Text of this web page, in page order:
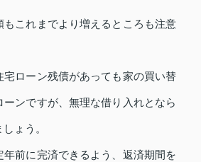
もこれまでより増えるところも注意
宅ローン残債があっても家の買い替
ーンですが、無理な借り入れとなら
ょう。
年前に完済できるよう、返済期間を